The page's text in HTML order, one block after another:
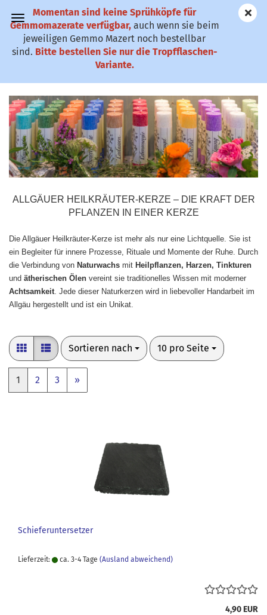
✆ 0911-61 79
25
Momentan sind keine Sprühköpfe für
Gemmomazerate verfügbar, auch wenn sie beim
jeweiligen Gemmo Mazert noch bestellbar
sind. Bitte bestellen Sie nur die Tropfflaschen-
Variante.
ALLGÄUER HEILKRÄUTER KERZEN
ALLGÄUER HEILKRÄUTER-KERZE – DIE KRAFT DER
PFLANZEN IN EINER KERZE
Die Allgäuer Heilkräuter-Kerze ist mehr als nur eine Lichtquelle. Sie ist
ein Begleiter für innere Prozesse, Rituale und Momente der Ruhe. Durch
die Verbindung von Naturwachs mit Heilpflanzen, Harzen, Tinkturen
und ätherischen Ölen vereint sie traditionelles Wissen mit moderner
Achtsamkeit . Jede dieser Naturkerzen wird in liebevoller Handarbeit im
Allgäu hergestellt und ist ein Unikat.
Sortieren nach
Sortieren nach 10 pro Seite
pro Seite
1 2 3 »
Schieferuntersetzer
Lieferzeit: ca. 3-4 Tage (Ausland abweichend)
4,90 EUR